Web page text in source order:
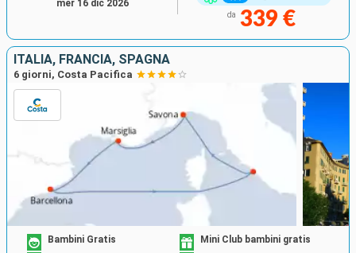
da 339 €
mer 16 dic 2026
ITALIA, FRANCIA, SPAGNA
6 giorni, Costa Pacifica
Bambini Gratis
Mini Club bambini gratis